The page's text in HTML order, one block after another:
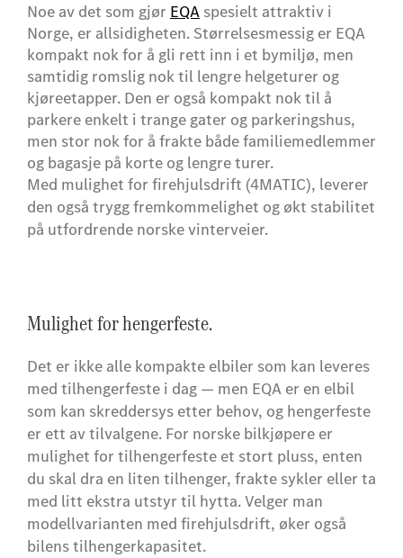
Noe av det som gjør EQA spesielt attraktiv i
Norge, er allsidigheten. Størrelsesmessig er EQA
kompakt nok for å gli rett inn i et bymiljø, men
samtidig romslig nok til lengre helgeturer og
kjøreetapper. Den er også kompakt nok til å
parkere enkelt i trange gater og parkeringshus,
men stor nok for å frakte både familiemedlemmer
og bagasje på korte og lengre turer.
Med mulighet for firehjulsdrift (4MATIC), leverer
den også trygg fremkommelighet og økt stabilitet
på utfordrende norske vinterveier.
Mulighet for hengerfeste.
Det er ikke alle kompakte elbiler som kan leveres
med tilhengerfeste i dag — men EQA er en elbil
som kan skreddersys etter behov, og hengerfeste
er ett av tilvalgene. For norske bilkjøpere er
mulighet for tilhengerfeste et stort pluss, enten
du skal dra en liten tilhenger, frakte sykler eller ta
med litt ekstra utstyr til hytta. Velger man
modellvarianten med firehjulsdrift, øker også
bilens tilhengerkapasitet.